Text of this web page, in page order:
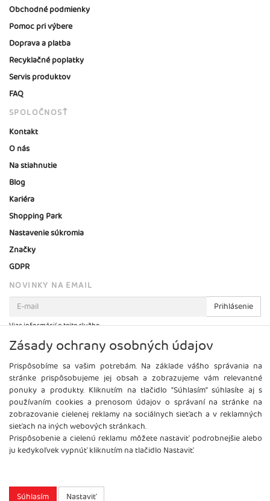
Obchodné podmienky
Pomoc pri výbere
Doprava a platba
Recyklačné poplatky
Servis produktov
FAQ
SPOLOČNOSŤ
Kontakt
O nás
Na stiahnutie
Blog
Kariéra
Shopping Park
Nastavenie súkromia
Značky
GDPR
NOVINKY NA EMAIL
Prihlásenie
Viac informácií o tejto službe
Copyright2026 ©Brel, s.r.o.
Zásady ochrany osobných údajov
Prispôsobíme sa vašim potrebám. Na základe vášho správania na
stránke prispôsobujeme jej obsah a zobrazujeme vám relevantné
ponuky a produkty. Kliknutím na tlačidlo "Súhlasím" súhlasíte aj s
používaním cookies a prenosom údajov o správaní na stránke na
zobrazovanie cielenej reklamy na sociálnych sieťach a v reklamných
sieťach na iných webových stránkach.
Prispôsobenie a cielenú reklamu môžete nastaviť podrobnejšie alebo
ju kedykoľvek vypnúť kliknutím na tlačidlo Nastaviť.
Súhlasím Nastaviť